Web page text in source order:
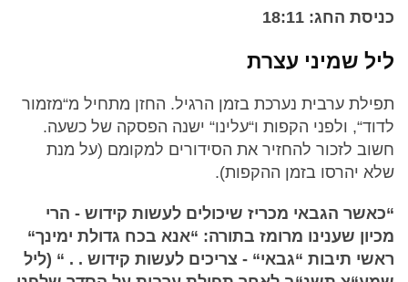
כניסת החג: 18:11
ליל שמיני עצרת
תפילת ערבית נערכת בזמן הרגיל. החזן מתחיל מ“מזמור
לדוד“, ולפני הקפות ו“עלינו“ ישנה הפסקה של כשעה.
חשוב לזכור להחזיר את הסידורים למקומם (על מנת
שלא יהרסו בזמן ההקפות).
“כאשר הגבאי מכריז שיכולים לעשות קידוש - הרי
מכיון שענינו מרומז בתורה: “אנא בכח גדולת ימינך“
ראשי תיבות “גבאי“ - צריכים לעשות קידוש . . “ (ליל